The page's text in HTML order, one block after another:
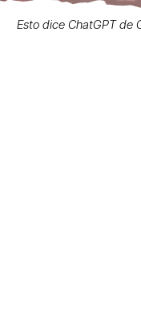
Esto dice ChatGPT de